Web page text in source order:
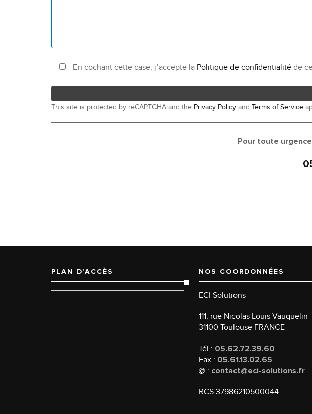
En cochant cette case, j’accepte la Politique de confidentialité de
This site is protected by reCAPTCHA and the Privacy Policy and Terms of Service
Pour toute
PLAN D’ACCÈS NOS COORDONNÉES
ECI Solutions
111, rue Nicolas Louis Vauquelin
31100 Toulouse FRANCE
Tél : 05.62.72.39.60
Fax : 05.61.13.02.65
@ : contact@eci-solutions.fr
RCS 37986210500044